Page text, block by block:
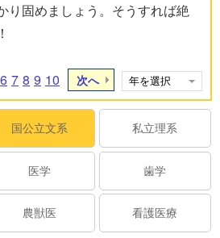
り固めましょう。そうすれば絶
6 7 8 9 10 次へ
国公立文系 私立理系
医学 歯学
農獣医 看護医療